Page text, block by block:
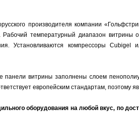
производителя компании
температурный диапазон витрины
Установливаются компрессоры
панели витрины заполнены слоем
европейским стандартам, поэтому
оборудования на любой вкус, по